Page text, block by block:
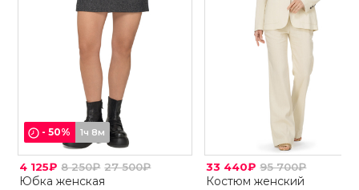
-50% 1ч 8м
4 125₽ 8 250₽ 27 500₽
Юбка женская
33 440₽ 95 700₽
Костюм женский